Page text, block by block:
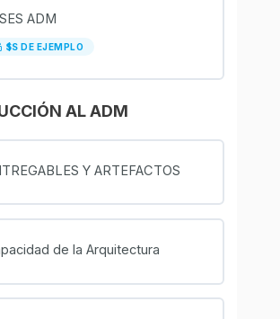
ADM
$S DE EJEMPLO
AL ADM
Y ARTEFACTOS
de la Arquitectura